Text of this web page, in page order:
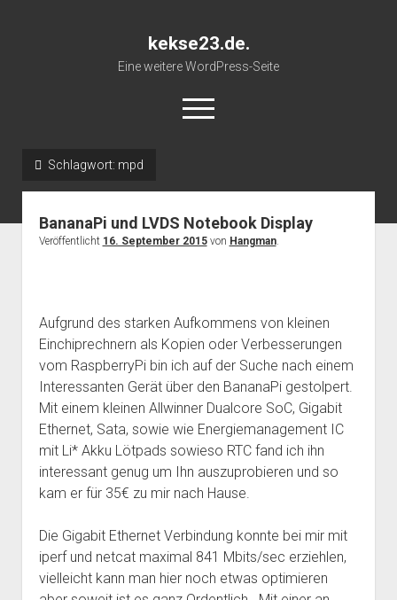
kekse23.de.
Eine weitere WordPress-Seite
open
menu
Schlagwort: mpd
BananaPi und LVDS Notebook Display
Veröffentlicht 16. September 2015von Hangman.
Aufgrund des starken Aufkommens von kleinen
Einchiprechnern als Kopien oder Verbesserungen
vom RaspberryPi bin ich auf der Suche nach einem
Interessanten Gerät über den BananaPi gestolpert.
Mit einem kleinen Allwinner Dualcore SoC, Gigabit
Ethernet, Sata, sowie wie Energiemanagement IC
mit Li* Akku Lötpads sowieso RTC fand ich ihn
interessant genug um Ihn auszuprobieren und so
kam er für 35€ zu mir nach Hause.
Die Gigabit Ethernet Verbindung konnte bei mir mit
iperf und netcat maximal 841 Mbits/sec erziehlen,
vielleicht kann man hier noch etwas optimieren